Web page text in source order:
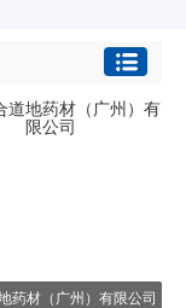
药材（广州）有限公司